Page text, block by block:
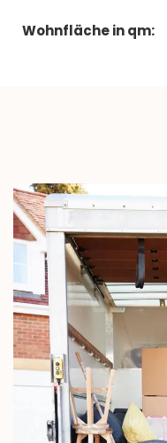
Wohnfläche in qm: